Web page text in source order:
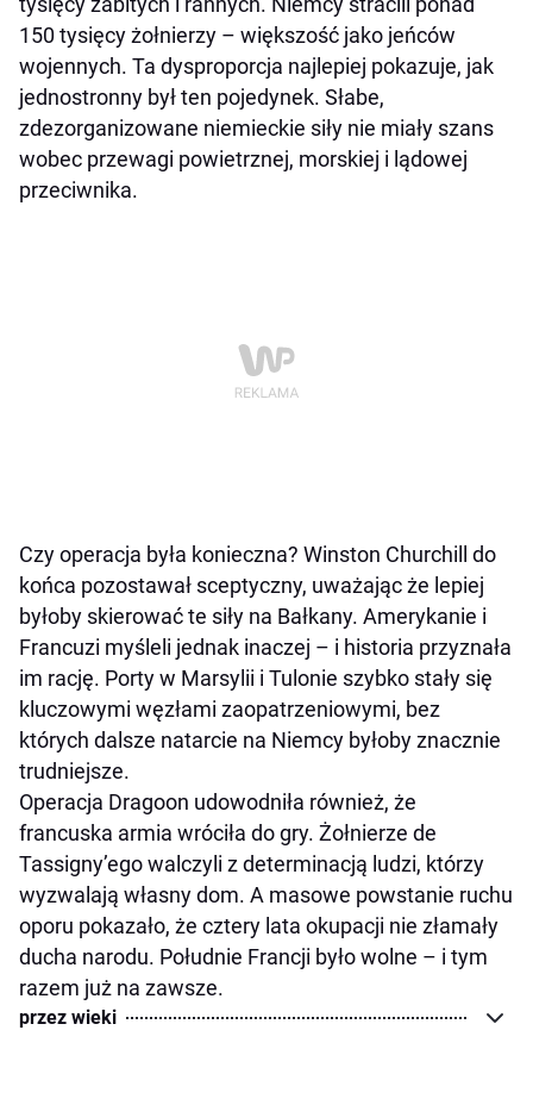
150 tysięcy żołnierzy – większość jako jeńców
wojennych. Ta dysproporcja najlepiej pokazuje, jak
jednostronny był ten pojedynek. Słabe,
zdezorganizowane niemieckie siły nie miały szans
wobec przewagi powietrznej, morskiej i lądowej
przeciwnika.
Czy operacja była konieczna? Winston Churchill do
końca pozostawał sceptyczny, uważając że lepiej
byłoby skierować te siły na Bałkany. Amerykanie i
Francuzi myśleli jednak inaczej – i historia przyznała
im rację. Porty w Marsylii i Tulonie szybko stały się
kluczowymi węzłami zaopatrzeniowymi, bez
których dalsze natarcie na Niemcy byłoby znacznie
trudniejsze.
Operacja Dragoon udowodniła również, że
francuska armia wróciła do gry. Żołnierze de
Tassigny’ego walczyli z determinacją ludzi, którzy
wyzwalają własny dom. A masowe powstanie ruchu
oporu pokazało, że cztery lata okupacji nie złamały
ducha narodu. Południe Francji było wolne – i tym
razem już na zawsze.
przez wieki